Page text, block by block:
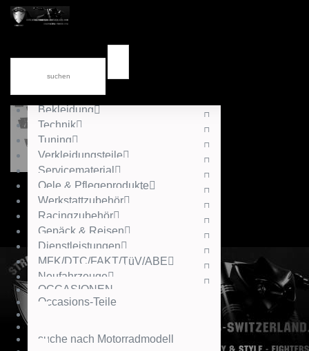
Gutschein
Helme
Bekleidung
Technik
Tuning
Verkleidungsteile
Servicematerial
Oele & Pflegeprodukte
Werkstattzubehör
Racingzubehör
Gepäck & Reisen
Dienstleistungen
MFK/DTC/FAKT/TüV/ABE
Neufahrzeuge
OCCASIONEN
Occasions-Teile
suche nach Motorradmodell